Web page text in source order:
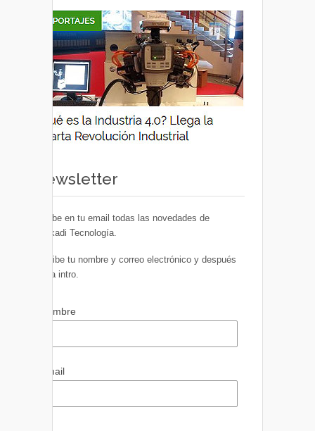
Newsletter
Recibe en tu email todas las novedades de
Euskadi Tecnología.
Escribe tu nombre y correo electrónico y después
pulsa intro.
Nombre
Email